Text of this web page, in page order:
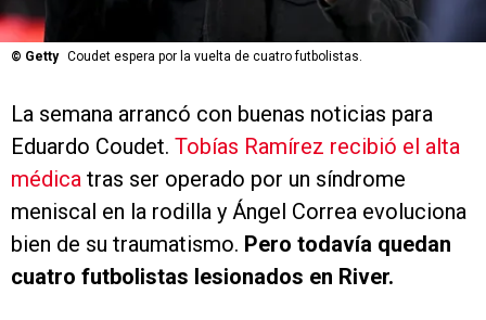
© Getty Coudet espera por la vuelta de cuatro futbolistas.
La semana arrancó con buenas noticias para
Eduardo Coudet. Tobías Ramírez recibió el alta
médica tras ser operado por un síndrome
meniscal en la rodilla y Ángel Correa evoluciona
bien de su traumatismo. Pero todavía quedan
cuatro futbolistas lesionados en River.